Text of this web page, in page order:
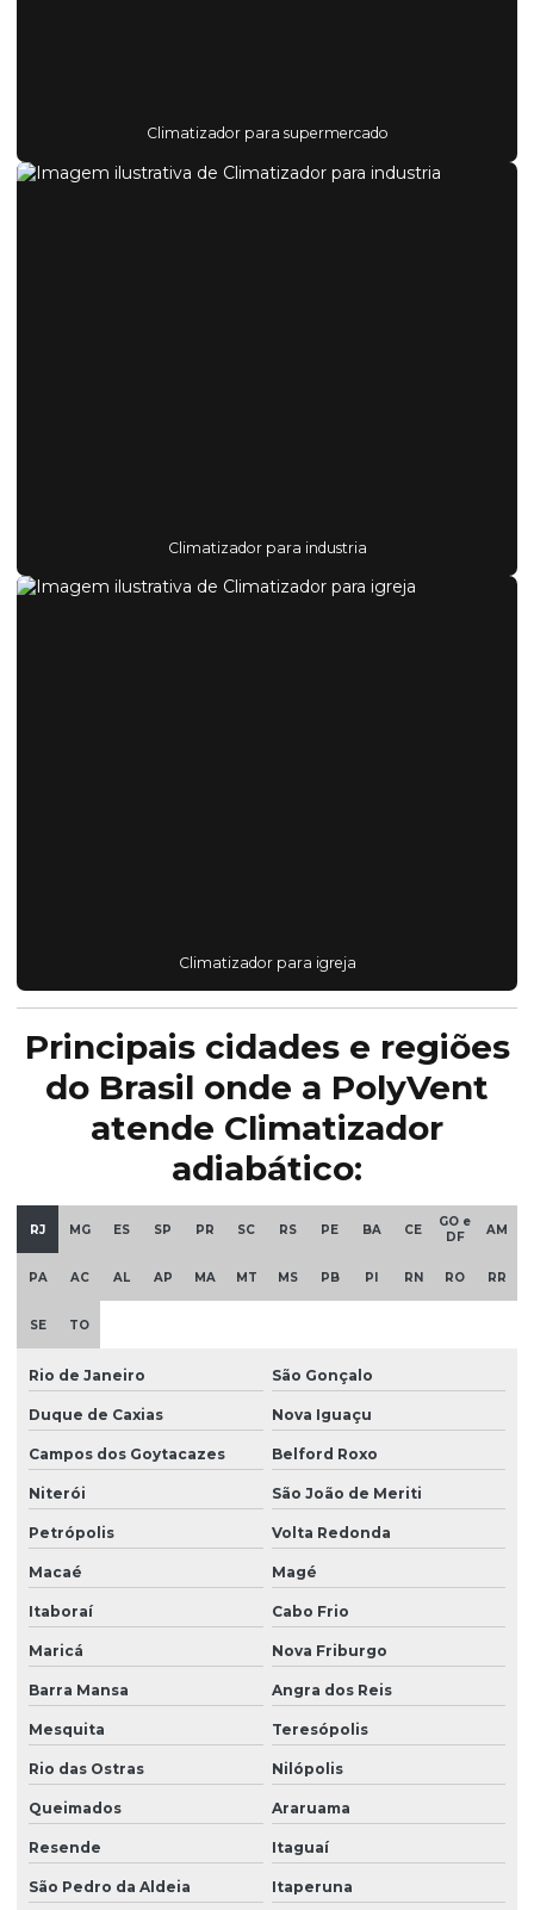
Climatizador para supermercado
Climatizador para industria
Climatizador para igreja
Principais cidades e regiões
do Brasil onde a PolyVent
atende Climatizador
adiabático:
RJ MG ES SP PR SC RS PE BA CE
GO e
DF
AM
PA AC AL AP MA MT MS PB PI RN RO RR
SE TO
Rio de Janeiro São Gonçalo
Duque de Caxias Nova Iguaçu
Campos dos Goytacazes Belford Roxo
Niterói São João de Meriti
Petrópolis Volta Redonda
Macaé Magé
Itaboraí Cabo Frio
Maricá Nova Friburgo
Barra Mansa Angra dos Reis
Mesquita Teresópolis
Rio das Ostras Nilópolis
Queimados Araruama
Resende Itaguaí
São Pedro da Aldeia Itaperuna